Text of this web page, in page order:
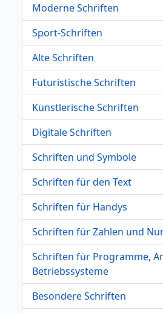
Moderne Schriften
Sport-Schriften
Alte Schriften
Futuristische Schriften
Künstlerische Schriften
Digitale Schriften
Schriften und Symbole
Schriften für den Text
Schriften für Handys
Schriften für Zahlen und
Schriften für Programme,
Betriebssysteme
Besondere Schriften